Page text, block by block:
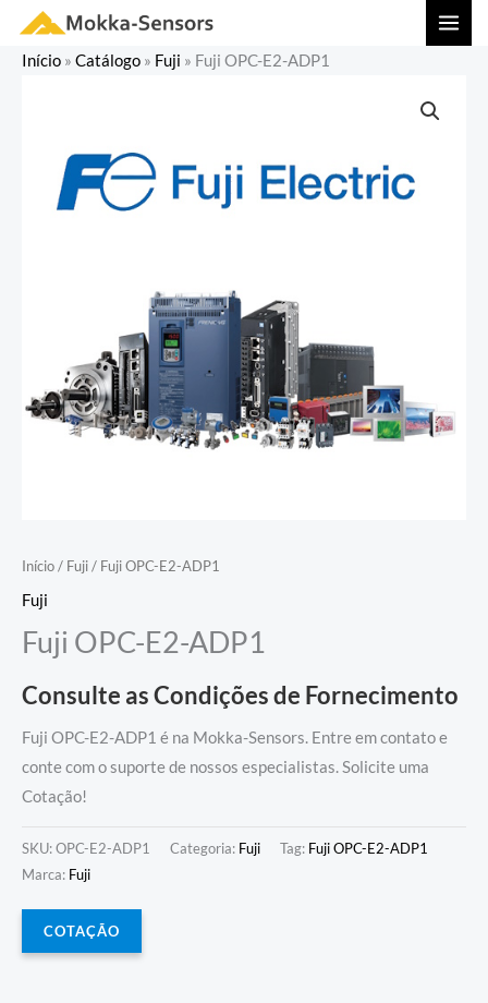
Início » Catálogo » Fuji » Fuji OPC-E2-ADP1
Início/ Fuji/ Fuji OPC-E2-ADP1
Fuji
Fuji OPC-E2-ADP1
Consulte as Condições de Fornecimento
Fuji OPC-E2-ADP1 é na Mokka-Sensors. Entre em contato e
conte com o suporte de nossos especialistas. Solicite uma
Cotação!
SKU:OPC-E2-ADP1 Categoria: Fuji Tag: Fuji OPC-E2-ADP1
Marca: Fuji
COTAÇÃO